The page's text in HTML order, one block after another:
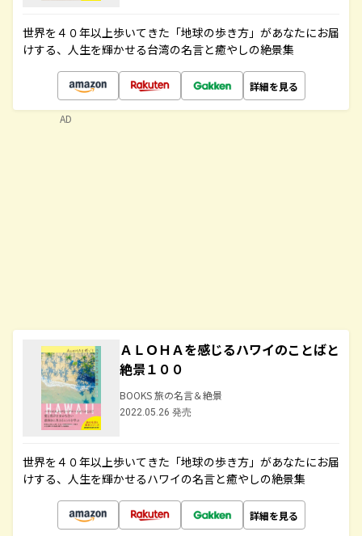
世界を４０年以上歩いてきた「地球の歩き方」があなたにお届
けする、人生を輝かせる台湾の名言と癒やしの絶景集
詳細を見る
ＡＬＯＨＡを感じるハワイのことばと
絶景１００
BOOKS 旅の名言＆絶景
2022.05.26 発売
世界を４０年以上歩いてきた「地球の歩き方」があなたにお届
けする、人生を輝かせるハワイの名言と癒やしの絶景集
詳細を見る
AD